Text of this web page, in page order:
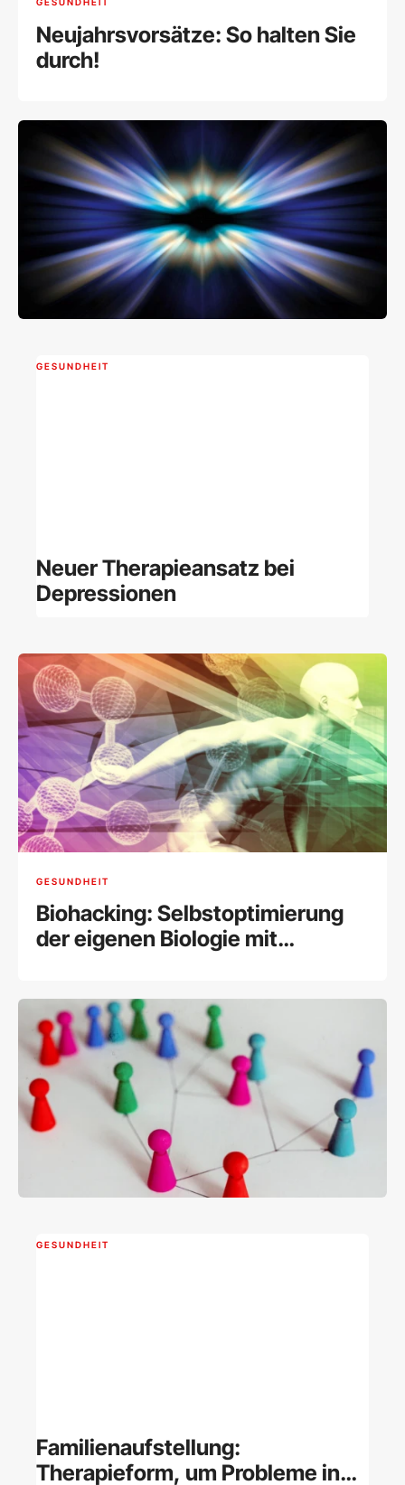
Neujahrsvorsätze: So halten Sie
durch!
GESUNDHEIT
Neuer Therapieansatz bei
Depressionen
GESUNDHEIT
Biohacking: Selbstoptimierung
der eigenen Biologie mit
GESUNDHEIT
Familienaufstellung:
Therapieform, um Probleme in